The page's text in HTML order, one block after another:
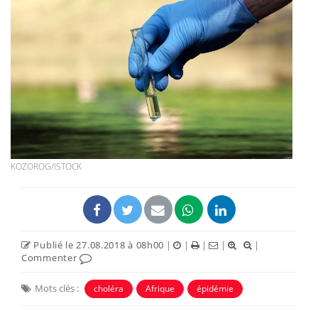
KOZOROG/ISTOCK
Publié le 27.08.2018 à 08h00 | | | |
|
Commenter
Mots clés : choléra Afrique épidémie